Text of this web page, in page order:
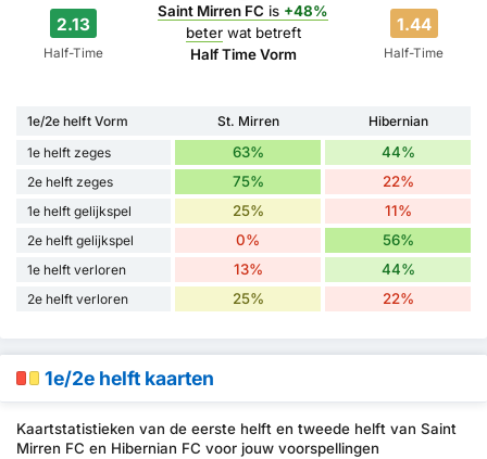
2.13
Half-Time
Saint Mirren FC is +48%
beterwat betreft
Half Time Vorm
1.44
Half-Time
1e/2e helft Vorm St. Mirren
Hibernian
1e helft zeges
63% 44%
2e helft zeges 75% 22%
1e helft gelijkspel 25% 11%
2e helft gelijkspel 0% 56%
1e helft verloren 13% 44%
2e helft verloren 25% 22%
1e/2e helft kaarten
Kaartstatistieken van de eerste helft en tweede helft van Saint
Mirren FC en Hibernian FC voor jouw voorspellingen